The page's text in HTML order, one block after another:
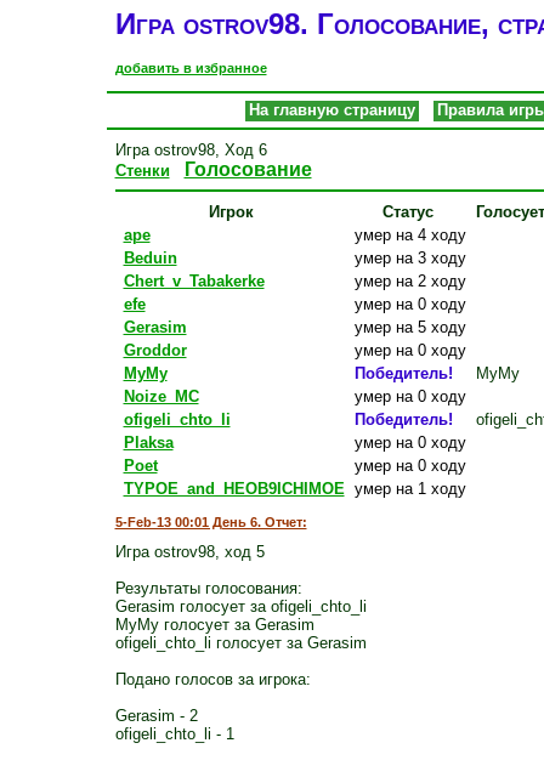
Игра ostrov98. Голосование,
добавить в избранное
На главную страницу Правила
Игра ostrov98, Ход 6
Стенки
Голосование
Игрок Статус
ape
умер на 4 ходу
Beduin
умер на 3 ходу
Chert_v_Tabakerke
умер на 2 ходу
efe
умер на 0 ходу
Gerasim
умер на 5 ходу
Groddor
умер на 0 ходу
MyMy
Победитель!
MyMy
Noize_MC
умер на 0 ходу
ofigeli_chto_li
Победитель!
Plaksa
умер на 0 ходу
Poet
умер на 0 ходу
TYPOE_and_HEOB9ICHIMOE умер на 1 ходу
5-Feb-13 00:01 День 6. Отчет:
Игра ostrov98, ход 5
Результаты голосования:
Gerasim голосует за ofigeli_chto_li
MyMy голосует за Gerasim
ofigeli_chto_li голосует за Gerasim
Подано голосов за игрока:
Gerasim - 2
ofigeli_chto_li - 1